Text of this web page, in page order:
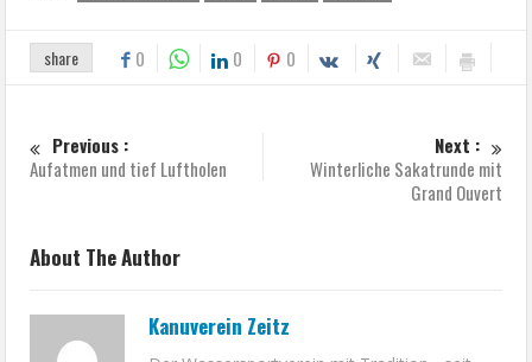
share 0 0 0
Previous :
Aufatmen und tief Luftholen
Next :
Winterliche Sakatrunde mit
Grand Ouvert
About The Author
Kanuverein Zeitz